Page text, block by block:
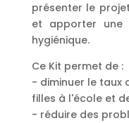
présenter le
et apporter une
hygiénique.
Ce Kit permet de :
- diminuer le taux
filles à l'école et
- réduire des